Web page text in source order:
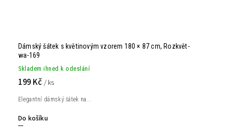
Dámský šátek s květinovým vzorem 180 × 87 cm, Rozkvět-
wa-169
Skladem ihned k odeslání
199 Kč / ks
Do košíku
Elegantní dámský šátek na...